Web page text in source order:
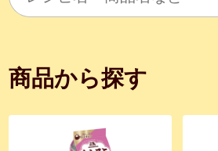
商品から探す